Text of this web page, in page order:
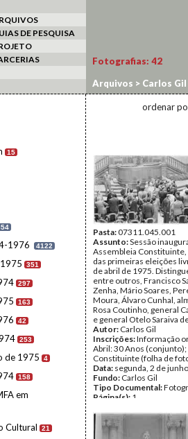
DE PESQUISA
15
1976 4122
351
297
163
42
253
de 1975 4
158
em
Cultural 21
Fotografias: 42
Arquivos > Carlos Gil
Assembleia
ordenar
Pasta:07311.045.001
Assunto:Sessão
Assembleia
das primeiras eleições
de abril de 1975.
entre outros, Francisco
Zenha, Mário Soares,
Moura, Álvaro Cunhal,
Rosa Coutinho, general
e general Otelo Saraiva
Autor: Carlos Gil
Inscrições:Informação
Abril: 30 Anos
Constituinte (folha de
Data: segunda, 2 de
Fundo: Carlos Gil
Tipo Documental:
Página(s): 1